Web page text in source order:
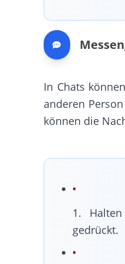
In Chats
anderen
können die
1.
gedrückt.